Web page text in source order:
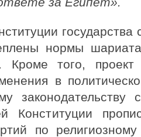
нормы
Кроме того, проект
в
Конституции
по